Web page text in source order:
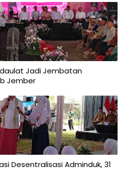
Jadi Jembatan
Jember
Desentralisasi Adminduk, 31